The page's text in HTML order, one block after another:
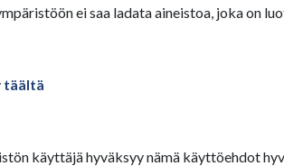
ei saa ladata aineistoa, joka on
täältä
käyttäjä hyväksyy nämä käyttöehdot